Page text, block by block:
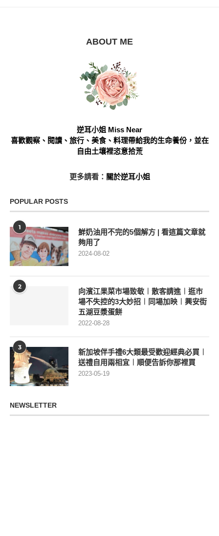
ABOUT ME
逆耳小姐 Miss Near
喜歡觀察、閱讀、旅行、美食、料理帶給我的生命養份，並在
自由土壤裡恣意拾荒
更多請看： 關於逆耳小姐
POPULAR POSTS
1
鮮奶油用不完的5個解方 | 看這篇文章就
夠用了
2024-08-02
2
向濱江果菜市場致敬︱散客請進︱逛市
場不失控的3大妙招︱同場加映︱興安街
五湖豆漿蛋餅
2022-08-28
3
新加坡伴手禮6大類最受歡迎經典必買︱
送禮自用兩相宜︱順便告訴你那裡買
2023-05-19
NEWSLETTER